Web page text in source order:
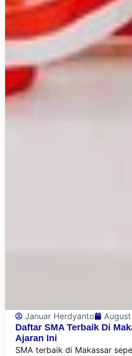
Januar Herdyanto
Daftar SMA Terbaik Di
Ajaran Ini
SMA terbaik di Makassar